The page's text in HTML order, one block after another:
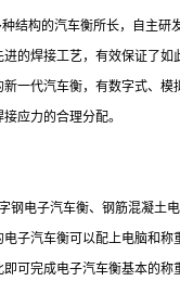
结构的汽车衡所长，自主
的焊接工艺，有效保证了
一代汽车衡，有数字式、
应力的合理分配。
钢电子汽车衡、钢筋混凝
子汽车衡可以配上电脑和
可完成电子汽车衡基本的